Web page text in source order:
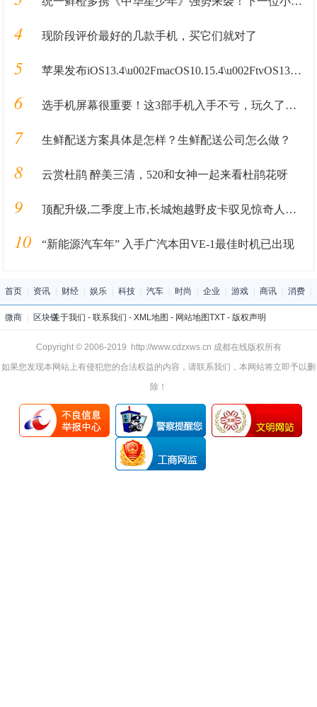
4 现阶段评价最好的几款手机，买它们就对了
5 苹果发布iOS13.4\u002FmacOS10.15.4\u002FtvOS13.4\u002FwatchOS6.2首个测试版
6 选手机屏幕很重要！这3部手机入手不亏，玩久了眼睛也不会累！
7 生鲜配送方案具体是怎样？生鲜配送公司怎么做？
8 云赏杜鹃 醉美三清，520和女神一起来看杜鹃花呀
9 顶配升级,二季度上市,长城炮越野皮卡驭见惊奇人生路
10 “新能源汽车年” 入手广汽本田VE-1最佳时机已出现
首页 资讯 财经 娱乐 科技 汽车 时尚 企业 游戏 商讯 消费
微商 区块链关于我们 - 联系我们 - XML地图 - 网站地图TXT- 版权声明
Copyright © 2006-2019 http://www.cdzxws.cn 成都在线版权所有
如果您发现本网站上有侵犯您的合法权益的内容，请联系我们，本网站将立即予以删
除！